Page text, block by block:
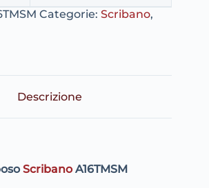
Categorie: Scribano,
Descrizione
ScribanoA16TMSM